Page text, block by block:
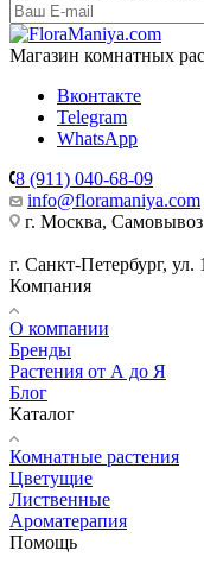
Магазин комнатных
Вконтакте
Telegram
WhatsApp
8 (911) 040-68-09
info@floramaniya.com
г. Москва,
г. Санкт-Петербург,
Компания
О компании
Бренды
Растения от А до Я
Блог
Каталог
Комнатные растения
Цветущие
Лиственные
Ароматерапия
Помощь